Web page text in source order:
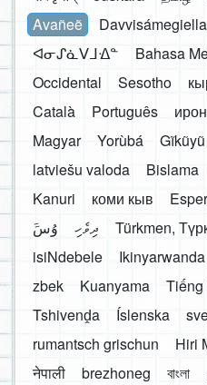
Avañeẽ
Davvisámegiella
ᐊᓂᔑᓈᐯᒧᐎᓐ
Bahasa
Occidental
Sesotho
Català
Português
Magyar
Yorùbá Gĩkũyũ
latviešu valoda
Bislama
Kanuri
коми кыв
َوُسَ
ދިވެހި Türkmen,
isiNdebele
Ikinyarwanda
zbek
Kuanyama Tiếng
Tshivenḓa
Íslenska
rumantsch grischun
Hiri
नेपाली
brezhoneg বাংলা